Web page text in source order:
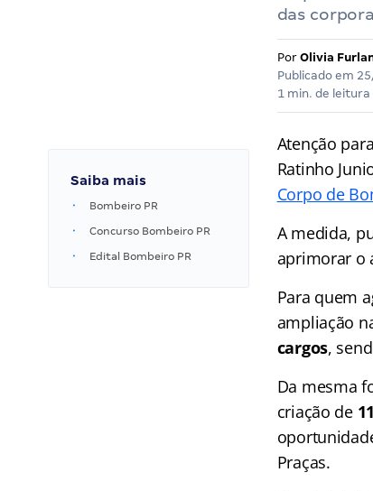
das
Por Olivia
Publicado em
1 min. de leitura
Saiba mais
Bombeiro PR
Concurso Bombeiro PR
Edital Bombeiro PR
Atenção
Ratinho
Corpo de
A medida,
aprimorar o
Para quem
ampliação
cargos,
Da mesma
criação de
Praças.